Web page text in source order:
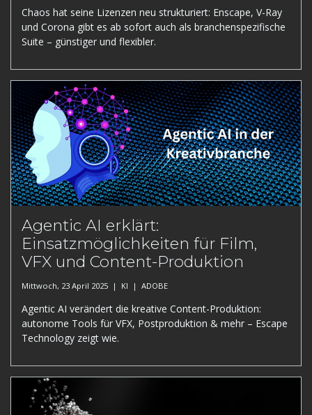
Chaos hat seine Lizenzen neu strukturiert: Enscape, V-Ray
und Corona gibt es ab sofort auch als branchenspezifische
Suite – günstiger und flexibler.
Agentic AI erklärt:
Einsatzmöglichkeiten für Film,
VFX und Content-Produktion
Mittwoch, 23 April 2025 | KI | ADOBE
Agentic AI verändert die kreative Content-Produktion:
autonome Tools für VFX, Postproduktion & mehr – Escape
Technology zeigt wie.